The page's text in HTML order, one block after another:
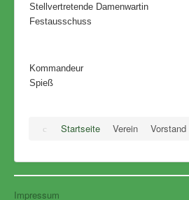
Stellvertretende Damenwartin
Festausschuss
Kommandeur
Spieß
Startseite Verein Vorstand
Impressum